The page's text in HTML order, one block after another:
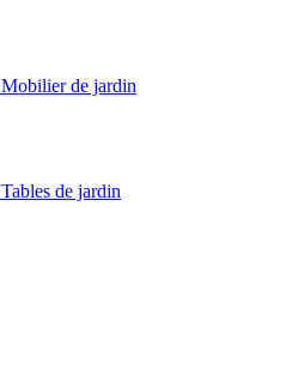
Mobilier de jardin
Tables de jardin